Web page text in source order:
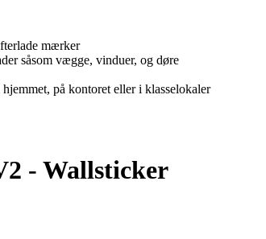
mærker
såsom vægge, vinduer, og døre
på kontoret eller i klasselokaler
- Wallsticker